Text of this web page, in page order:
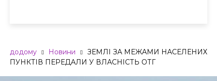
додому Новини
ЗЕМЛІ ЗА МЕЖАМИ НАСЕЛЕНИХ
ПУНКТІВ ПЕРЕДАЛИ У ВЛАСНІСТЬ ОТГ